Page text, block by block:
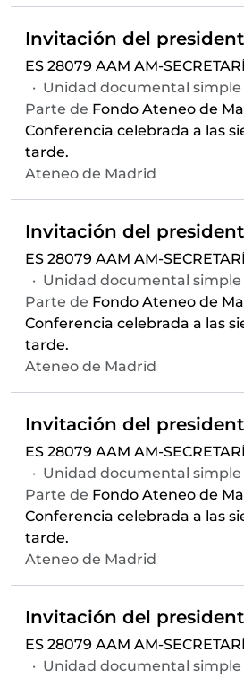
ES 28079 AAM AM-
· Unidad documental simple
Parte de Fondo Ateneo de
Conferencia celebrada a las
tarde.
Ateneo de Madrid
ES 28079 AAM AM-
· Unidad documental simple
Parte de Fondo Ateneo de
Conferencia celebrada a las
tarde.
Ateneo de Madrid
ES 28079 AAM AM-
· Unidad documental simple
Parte de Fondo Ateneo de
Conferencia celebrada a las
tarde.
Ateneo de Madrid
ES 28079 AAM AM-
· Unidad documental simple